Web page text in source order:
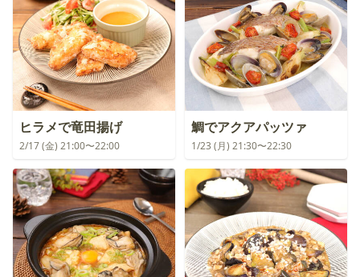
ヒラメで竜田揚げ
2/17 (金) 21:00〜22:00
鯛でアクアパッツァ
1/23 (月) 21:30〜22:30